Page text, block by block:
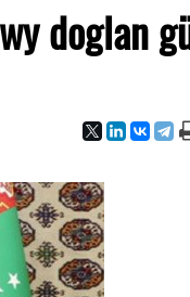
doglan